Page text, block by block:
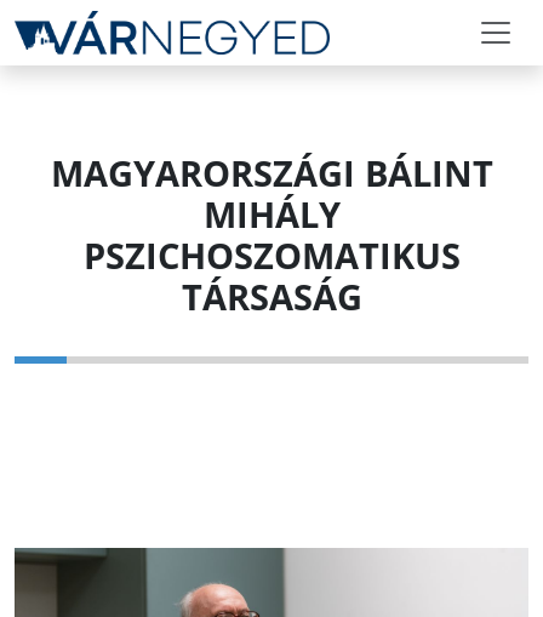
MAGYARORSZÁGI BÁLINT
MIHÁLY
PSZICHOSZOMATIKUS
TÁRSASÁG